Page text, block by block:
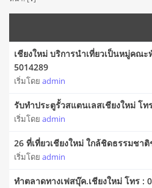
เชียงใหม่ บริการนำเที่ยวเป็นหมู่คณะ
5014289
เริ่มโดย admin
รับทำประตูรั้วสแตนเลสเชียงใหม่ โท
เริ่มโดย admin
26 ที่เที่ยวเชียงใหม่ ใกล้ชิดธรรมชา
เริ่มโดย admin
ทำตลาดทางเฟสบุ๊ค.เชียงใหม่ โทร :